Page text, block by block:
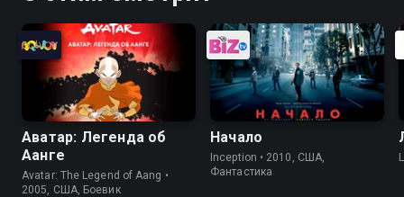
Аватар: Легенда об
Аанге
Avatar: The Legend of Aang •
2005, США, Боевик
Начало
Inception • 2010, США,
Фантастика